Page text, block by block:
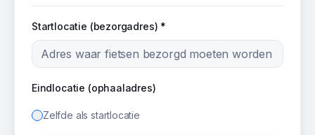
Startlocatie (bezorgadres) *
Eindlocatie (ophaaladres)
Zelfde als startlocatie